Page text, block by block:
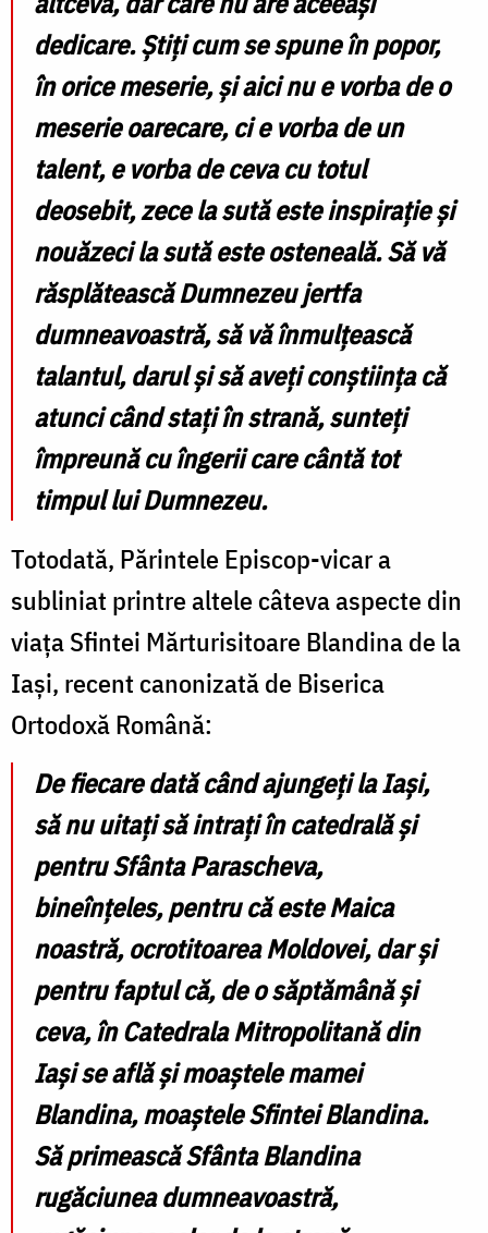
dedicare. Știți cum se spune în popor,
în orice meserie, și aici nu e vorba de o
meserie oarecare, ci e vorba de un
talent, e vorba de ceva cu totul
deosebit, zece la sută este inspirație și
nouăzeci la sută este osteneală. Să vă
răsplătească Dumnezeu jertfa
dumneavoastră, să vă înmulțească
talantul, darul și să aveți conștiința că
atunci când stați în strană, sunteți
împreună cu îngerii care cântă tot
timpul lui Dumnezeu.
Totodată, Părintele Episcop-vicar a
subliniat printre altele câteva aspecte din
viața Sfintei Mărturisitoare Blandina de la
Iași, recent canonizată de Biserica
Ortodoxă Română:
De fiecare dată când ajungeți la Iași,
să nu uitați să intrați în catedrală și
pentru Sfânta Parascheva,
bineînțeles, pentru că este Maica
noastră, ocrotitoarea Moldovei, dar și
pentru faptul că, de o săptămână și
ceva, în Catedrala Mitropolitană din
Iași se află și moaștele mamei
Blandina, moaștele Sfintei Blandina.
Să primească Sfânta Blandina
rugăciunea dumneavoastră,